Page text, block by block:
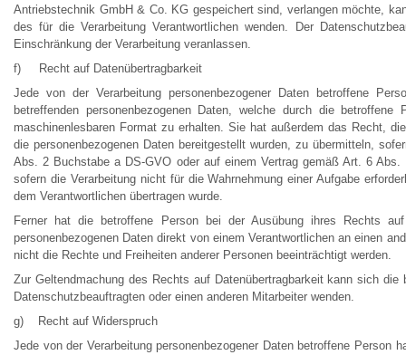
Antriebstechnik GmbH & Co. KG gespeichert sind, verlangen möchte,
des für die Verarbeitung Verantwortlichen wenden. Der
Einschränkung der Verarbeitung veranlassen.
f) Recht auf Datenübertragbarkeit
Jede von der Verarbeitung personenbezogener Daten betroffene
betreffenden personenbezogenen Daten, welche durch die
maschinenlesbaren Format zu erhalten. Sie hat außerdem das Recht,
die personenbezogenen Daten bereitgestellt wurden, zu übermitteln,
Abs. 2 Buchstabe a DS-GVO oder auf einem Vertrag gemäß Art. 6
sofern die Verarbeitung nicht für die Wahrnehmung einer Aufgabe
dem Verantwortlichen übertragen wurde.
Ferner hat die betroffene Person bei der Ausübung ihres Rechts
personenbezogenen Daten direkt von einem Verantwortlichen an einen
nicht die Rechte und Freiheiten anderer Personen beeinträchtigt werden.
Zur Geltendmachung des Rechts auf Datenübertragbarkeit kann sich
Datenschutzbeauftragten oder einen anderen Mitarbeiter wenden.
g) Recht auf Widerspruch
Jede von der Verarbeitung personenbezogener Daten betroffene Person